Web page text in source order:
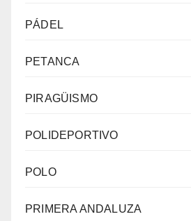
PÁDEL
PETANCA
PIRAGÜISMO
POLIDEPORTIVO
POLO
PRIMERA ANDALUZA